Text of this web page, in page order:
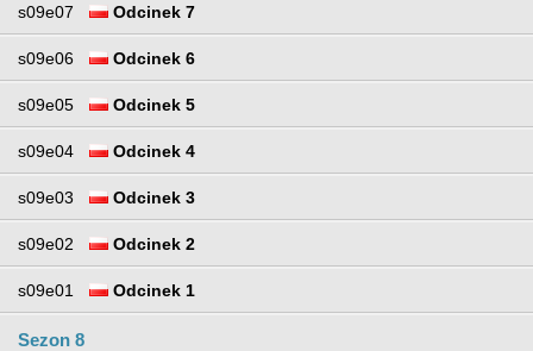
s09e07 Odcinek 7
s09e06 Odcinek 6
s09e05 Odcinek 5
s09e04 Odcinek 4
s09e03 Odcinek 3
s09e02 Odcinek 2
s09e01 Odcinek 1
Sezon 8